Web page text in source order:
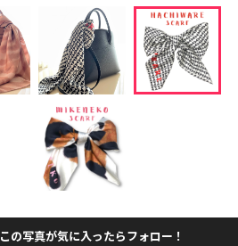
この写真が気に入ったらフォロー！